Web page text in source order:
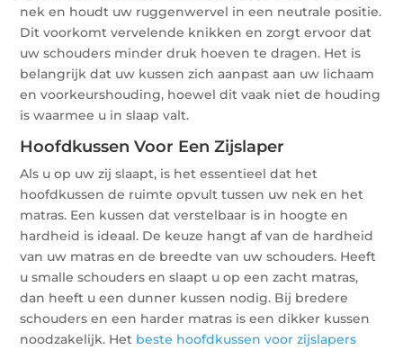
nek en houdt uw ruggenwervel in een neutrale positie.
Dit voorkomt vervelende knikken en zorgt ervoor dat
uw schouders minder druk hoeven te dragen. Het is
belangrijk dat uw kussen zich aanpast aan uw lichaam
en voorkeurshouding, hoewel dit vaak niet de houding
is waarmee u in slaap valt.
Hoofdkussen Voor Een Zijslaper
Als u op uw zij slaapt, is het essentieel dat het
hoofdkussen de ruimte opvult tussen uw nek en het
matras. Een kussen dat verstelbaar is in hoogte en
hardheid is ideaal. De keuze hangt af van de hardheid
van uw matras en de breedte van uw schouders. Heeft
u smalle schouders en slaapt u op een zacht matras,
dan heeft u een dunner kussen nodig. Bij bredere
schouders en een harder matras is een dikker kussen
noodzakelijk. Het beste hoofdkussen voor zijslapers